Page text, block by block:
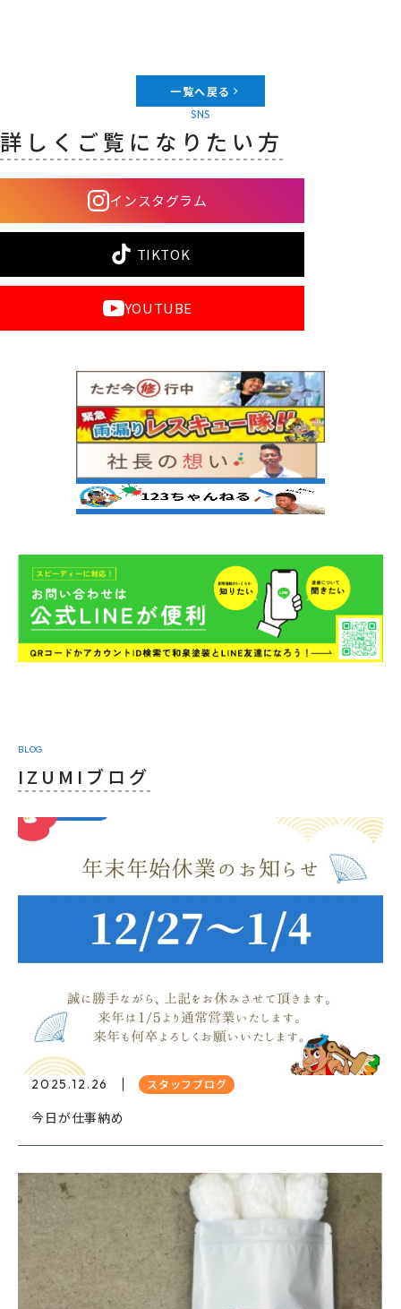
一覧へ戻る
SNS
詳しくご覧になりたい方
インスタグラム
TIKTOK
YOUTUBE
BLOG
IZUMIブログ
2025.12.26 スタッフブログ
今日が仕事納め